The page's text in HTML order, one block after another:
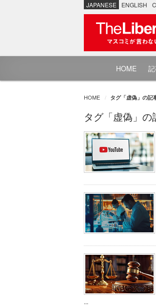
JAPANESE ENGLISH
HOME
HOME タグ「虚偽」の記
タグ「虚偽」の
...